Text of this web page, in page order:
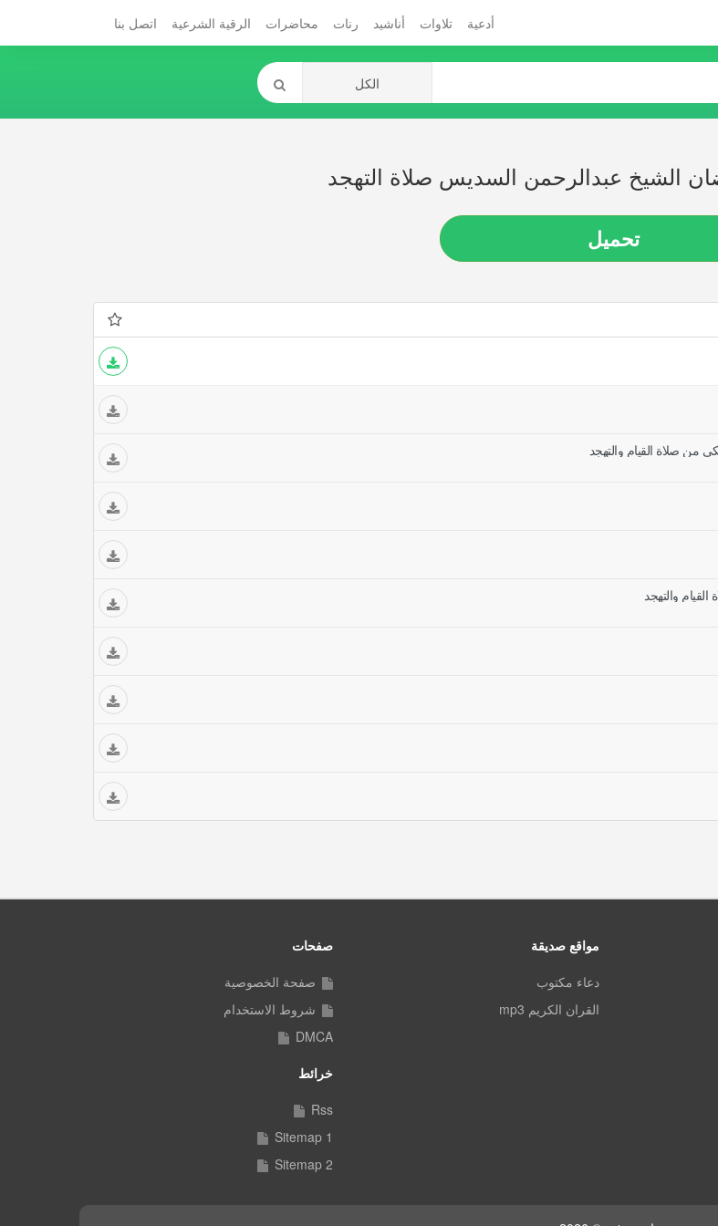
أدعية تلاوات أناشيد رنات محاضرات الرقية الشرعية اتصل بنا
الشيخ عبدالرحمن السديس صلاة التهجد
تحميل
من صلاة القيام والتهجد
والتهجد
مواقع صديقة
دعاء مكتوب
القران الكريم mp3
صفحات
صفحة الخصوصية
شروط الاستخدام
DMCA
خرائط
Rss
Sitemap 1
Sitemap 2